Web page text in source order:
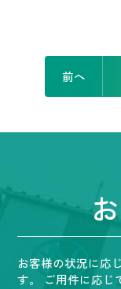
前へ
お客様の状況に応
す。
ご用件に応じ